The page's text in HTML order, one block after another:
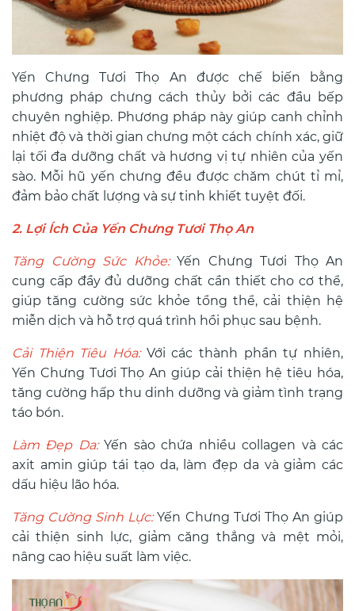
Yến Chưng Tươi Thọ An được chế biến bằng
phương pháp chưng cách thủy bởi các đầu bếp
chuyên nghiệp. Phương pháp này giúp canh chỉnh
nhiệt độ và thời gian chưng một cách chính xác, giữ
lại tối đa dưỡng chất và hương vị tự nhiên của yến
sào. Mỗi hũ yến chưng đều được chăm chút tỉ mỉ,
đảm bảo chất lượng và sự tinh khiết tuyệt đối.
2. Lợi Ích Của Yến Chưng Tươi Thọ An
Tăng Cường Sức Khỏe:Yến Chưng Tươi Thọ An
cung cấp đầy đủ dưỡng chất cần thiết cho cơ thể,
giúp tăng cường sức khỏe tổng thể, cải thiện hệ
miễn dịch và hỗ trợ quá trình hồi phục sau bệnh.
Cải Thiện Tiêu Hóa:Với các thành phần tự nhiên,
Yến Chưng Tươi Thọ An giúp cải thiện hệ tiêu hóa,
tăng cường hấp thu dinh dưỡng và giảm tình trạng
táo bón.
Làm Đẹp Da:Yến sào chứa nhiều collagen và các
axit amin giúp tái tạo da, làm đẹp da và giảm các
dấu hiệu lão hóa.
Tăng Cường Sinh Lực:Yến Chưng Tươi Thọ An giúp
cải thiện sinh lực, giảm căng thẳng và mệt mỏi,
nâng cao hiệu suất làm việc.